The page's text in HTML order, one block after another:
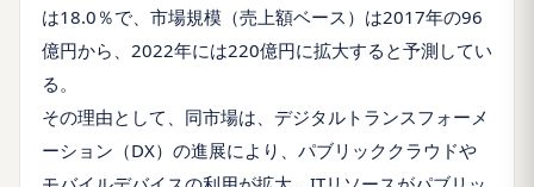
は18.0％で、市場規模（売上額ベース）は2017年の96
億円から、2022年には220億円に拡大すると予測してい
る。
その理由として、同市場は、デジタルトランスフォーメ
ーション（DX）の進展により、パブリッククラウドや